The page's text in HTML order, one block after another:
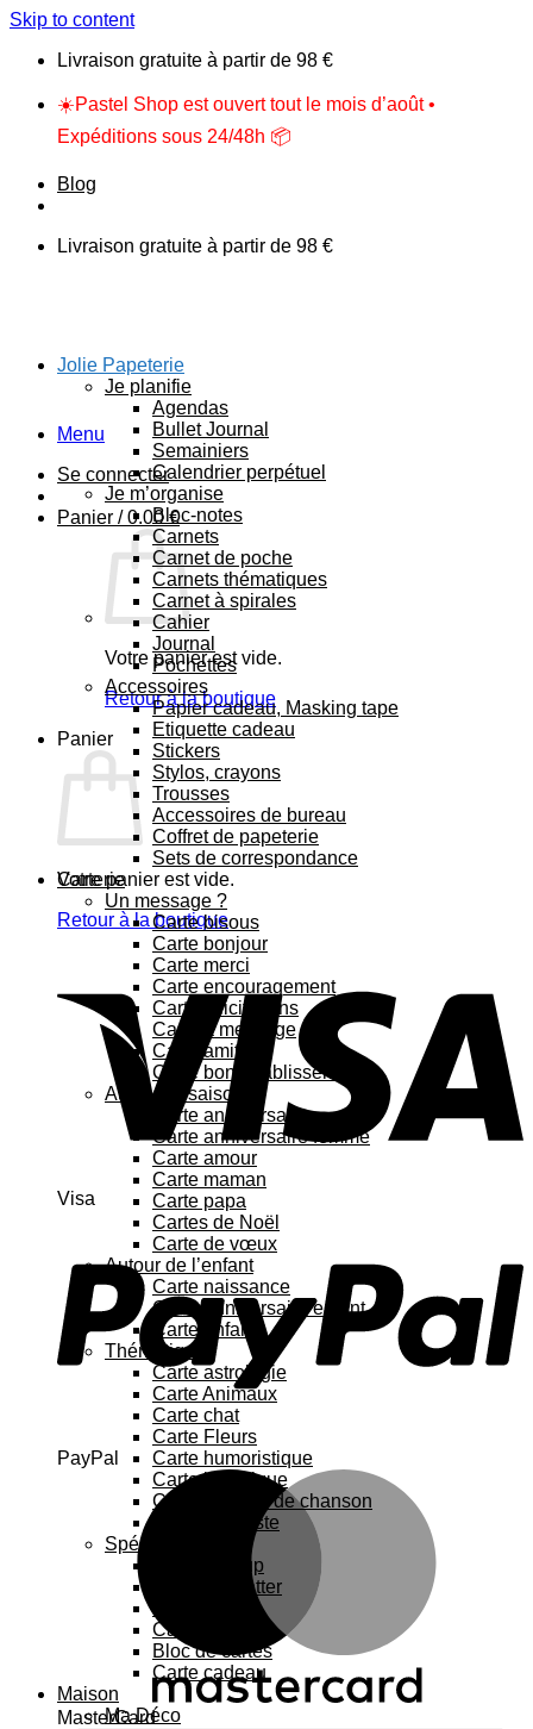
Skip to content
Livraison gratuite à partir de 98 €
☀️Pastel Shop est ouvert tout le mois d’août •
Expéditions sous 24/48h 📦
Blog
Livraison gratuite à partir de 98 €
Menu
Se connecter
Panier /0.00€
Votre panier est vide.
Retour à la boutique
Panier
Votre panier est vide.
Retour à la boutique
Visa
PayPal
MasterCard
Jolie Papeterie
Je planifie
Agendas
Bullet Journal
Semainiers
Calendrier perpétuel
Je m’organise
Bloc-notes
Carnets
Carnet de poche
Carnets thématiques
Carnet à spirales
Cahier
Journal
Pochettes
Accessoires
Papier cadeau, Masking tape
Etiquette cadeau
Stickers
Stylos, crayons
Trousses
Accessoires de bureau
Coffret de papeterie
Sets de correspondance
Carterie
Un message ?
Carte bisous
Carte bonjour
Carte merci
Carte encouragement
Carte félicitations
Carte à message
Carte amitié
Carte bon rétablissement
Au fil des saisons
Carte anniversaire
Carte anniversaire femme
Carte amour
Carte maman
Carte papa
Cartes de Noël
Carte de vœux
Autour de l’enfant
Carte naissance
Carte anniversaire enfant
Carte enfant
Thématique
Carte astrologie
Carte Animaux
Carte chat
Carte Fleurs
Carte humoristique
Carte botanique
Carte Paroles de chanson
Carte féministe
Spécial
Carte Pop up
Cartes à gratter
Carte à sticker
Bloc de cartes
Carte cadeau
Maison
Ma Déco